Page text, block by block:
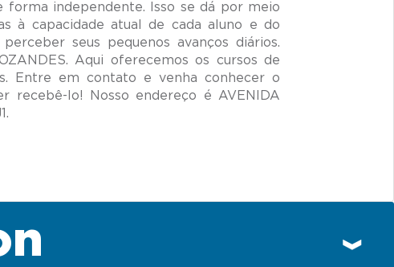
forma independente. Isso se dá por meio
à capacidade atual de cada aluno e do
seus pequenos avanços diários.
Aqui oferecemos os cursos de
Entre em contato e venha conhecer o
recebê-lo! Nosso endereço é AVENIDA